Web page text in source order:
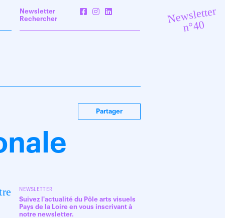
Newsletter
n°40
Newsletter
Rechercher
Partager
NEWSLETTER
Suivez l'actualité du Pôle arts visuels
Pays de la Loire en vous inscrivant à
notre newsletter.